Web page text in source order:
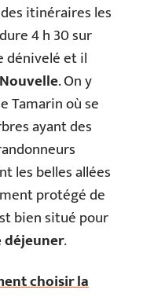
itinéraires les
4 h 30 sur
dénivelé et il
. On y
Tamarin où se
ayant des
les belles allées
protégé de
bien situé pour
déjeuner.
choisir la